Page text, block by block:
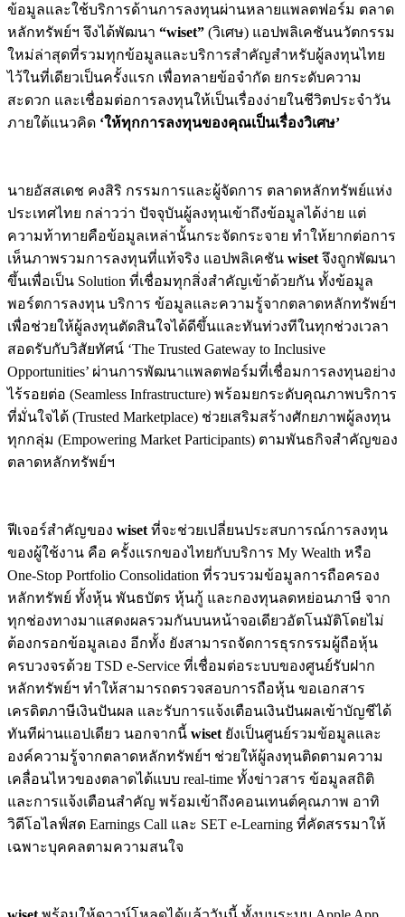
ข้อมูลและใช้บริการด้านการลงทุนผ่านหลายแพลตฟอร์ม ตลาด
หลักทรัพย์ฯ จึงได้พัฒนา “wiset” (วิเศษ) แอปพลิเคชันนวัตกรรม
ใหม่ล่าสุดที่รวมทุกข้อมูลและบริการสำคัญสำหรับผู้ลงทุนไทย
ไว้ในที่เดียวเป็นครั้งแรก เพื่อทลายข้อจำกัด ยกระดับความ
สะดวก และเชื่อมต่อการลงทุนให้เป็นเรื่องง่ายในชีวิตประจำวัน
ภายใต้แนวคิด ‘ให้ทุกการลงทุนของคุณเป็นเรื่องวิเศษ’
นายอัสสเดช คงสิริ กรรมการและผู้จัดการ ตลาดหลักทรัพย์แห่ง
ประเทศไทย กล่าวว่า ปัจจุบันผู้ลงทุนเข้าถึงข้อมูลได้ง่าย แต่
ความท้าทายคือข้อมูลเหล่านั้นกระจัดกระจาย ทำให้ยากต่อการ
เห็นภาพรวมการลงทุนที่แท้จริง แอปพลิเคชัน wiset จึงถูกพัฒนา
ขึ้นเพื่อเป็น Solution ที่เชื่อมทุกสิ่งสำคัญเข้าด้วยกัน ทั้งข้อมูล
พอร์ตการลงทุน บริการ ข้อมูลและความรู้จากตลาดหลักทรัพย์ฯ
เพื่อช่วยให้ผู้ลงทุนตัดสินใจได้ดีขึ้นและทันท่วงทีในทุกช่วงเวลา
สอดรับกับวิสัยทัศน์ ‘The Trusted Gateway to Inclusive
Opportunities’ ผ่านการพัฒนาแพลตฟอร์มที่เชื่อมการลงทุนอย่าง
ไร้รอยต่อ (Seamless Infrastructure) พร้อมยกระดับคุณภาพบริการ
ที่มั่นใจได้ (Trusted Marketplace) ช่วยเสริมสร้างศักยภาพผู้ลงทุน
ทุกกลุ่ม (Empowering Market Participants) ตามพันธกิจสำคัญของ
ตลาดหลักทรัพย์ฯ
ฟีเจอร์สำคัญของ wiset ที่จะช่วยเปลี่ยนประสบการณ์การลงทุน
ของผู้ใช้งาน คือ ครั้งแรกของไทยกับบริการ My Wealth หรือ
One-Stop Portfolio Consolidation ที่รวบรวมข้อมูลการถือครอง
หลักทรัพย์ ทั้งหุ้น พันธบัตร หุ้นกู้ และกองทุนลดหย่อนภาษี จาก
ทุกช่องทางมาแสดงผลรวมกันบนหน้าจอเดียวอัตโนมัติโดยไม่
ต้องกรอกข้อมูลเอง อีกทั้ง ยังสามารถจัดการธุรกรรมผู้ถือหุ้น
ครบวงจรด้วย TSD e-Service ที่เชื่อมต่อระบบของศูนย์รับฝาก
หลักทรัพย์ฯ ทำให้สามารถตรวจสอบการถือหุ้น ขอเอกสาร
เครดิตภาษีเงินปันผล และรับการแจ้งเตือนเงินปันผลเข้าบัญชีได้
ทันทีผ่านแอปเดียว นอกจากนี้ wiset ยังเป็นศูนย์รวมข้อมูลและ
องค์ความรู้จากตลาดหลักทรัพย์ฯ ช่วยให้ผู้ลงทุนติดตามความ
เคลื่อนไหวของตลาดได้แบบ real-time ทั้งข่าวสาร ข้อมูลสถิติ
และการแจ้งเตือนสำคัญ พร้อมเข้าถึงคอนเทนต์คุณภาพ อาทิ
วิดีโอไลฟ์สด Earnings Call และ SET e-Learning ที่คัดสรรมาให้
เฉพาะบุคคลตามความสนใจ